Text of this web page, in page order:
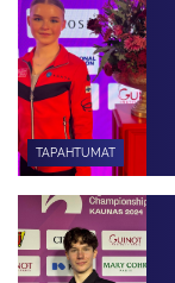
TAPAHTUMAT